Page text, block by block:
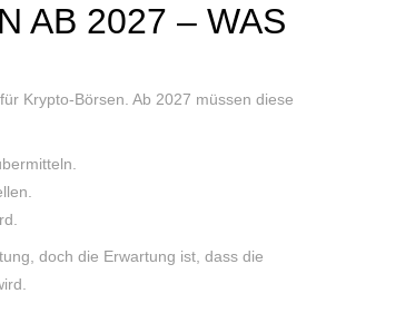
AB 2027 – WAS
für Krypto-Börsen. Ab 2027 müssen diese
doch die Erwartung ist, dass die